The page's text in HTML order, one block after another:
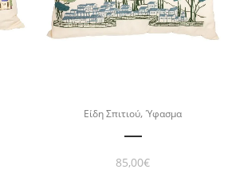
Είδη Σπιτιού,Ύφασμα
85,00€